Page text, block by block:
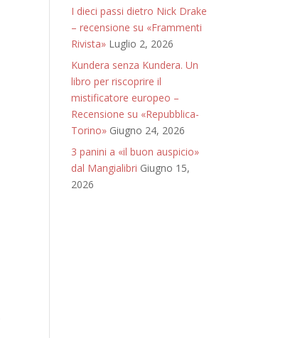
I dieci passi dietro Nick Drake
– recensione su «Frammenti
Rivista» Luglio 2, 2026
Kundera senza Kundera. Un
libro per riscoprire il
mistificatore europeo –
Recensione su «Repubblica-
Torino» Giugno 24, 2026
3 panini a «il buon auspicio»
dal Mangialibri Giugno 15,
2026